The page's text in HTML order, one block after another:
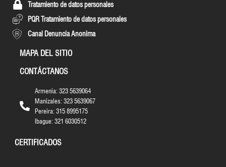
Tratamiento de datos personales
PQR Tratamiento de datos personales
Canal Denuncia Anonima
MAPA DEL SITIO
CONTÁCTANOS
Armenia: 323 5639064
Manizales: 323 5639067
Pereira: 315 8995175
Ibague: 321 6030512
CERTIFICADOS